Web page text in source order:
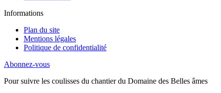
Informations
Plan du site
Mentions légales
Politique de confidentialité
Abonnez-vous
Pour suivre les coulisses du chantier du Domaine des Belles âmes